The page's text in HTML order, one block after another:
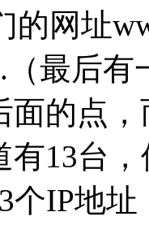
的网址
（最后
面的点
有13台
个IP地